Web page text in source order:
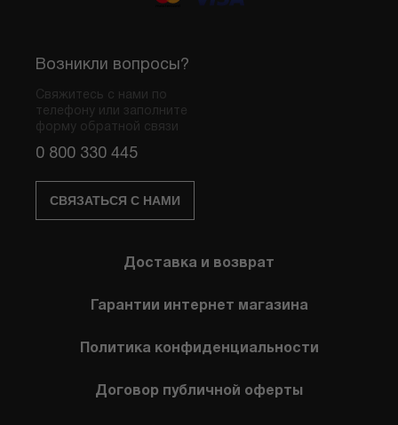
Возникли вопросы?
Свяжитесь с нами по
телефону или заполните
форму обратной связи
0 800 330 445
СВЯЗАТЬСЯ С НАМИ
Доставка и возврат
Гарантии интернет магазина
Политика конфиденциальности
Договор публичной оферты